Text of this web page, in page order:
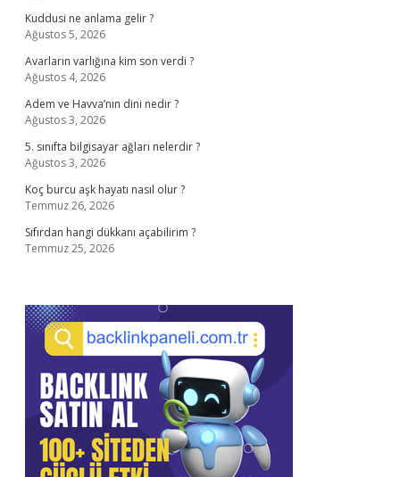
Kuddusi ne anlama gelir ?
Ağustos 5, 2026
Avarların varlığına kim son verdi ?
Ağustos 4, 2026
Adem ve Havva’nın dini nedir ?
Ağustos 3, 2026
5. sınıfta bilgisayar ağları nelerdir ?
Ağustos 3, 2026
Koç burcu aşk hayatı nasıl olur ?
Temmuz 26, 2026
Sıfırdan hangi dükkanı açabilirim ?
Temmuz 25, 2026